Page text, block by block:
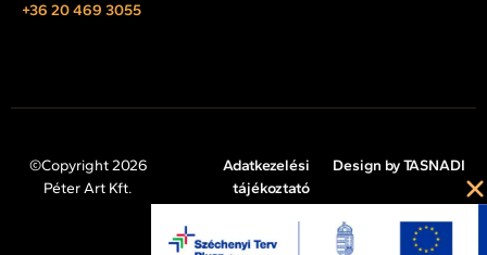
+36 20 469 3055
©Copyright 2026
Péter Art Kft.
Adatkezelési
tájékoztató
Cookie tájékoztató
Design by TASNADI